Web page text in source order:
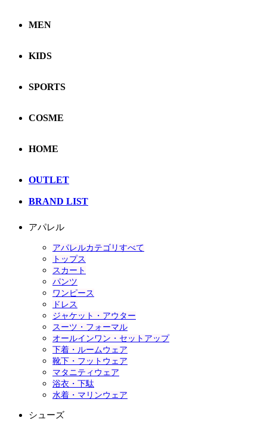
MEN
KIDS
SPORTS
COSME
HOME
OUTLET
BRAND LIST
アパレル
アパレルカテゴリすべて
トップス
スカート
パンツ
ワンピース
ドレス
ジャケット・アウター
スーツ・フォーマル
オールインワン・セットアップ
下着・ルームウェア
靴下・フットウェア
マタニティウェア
浴衣・下駄
水着・マリンウェア
シューズ